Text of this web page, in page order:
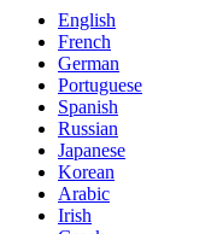
English
French
German
Portuguese
Spanish
Russian
Japanese
Korean
Arabic
Irish